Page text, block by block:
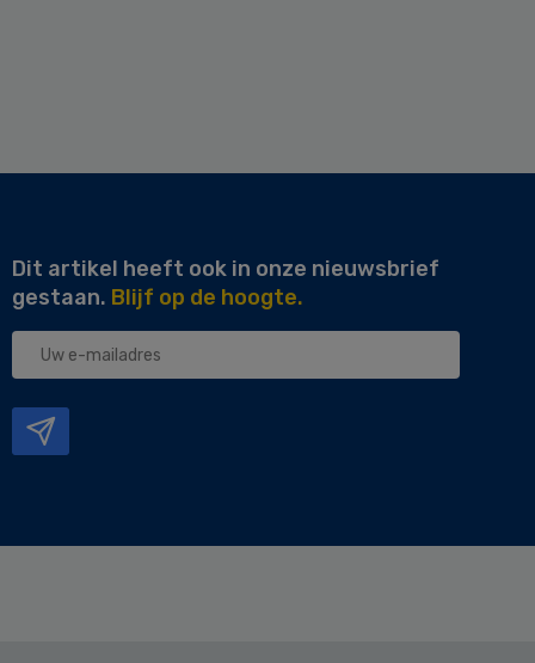
Dit artikel heeft ook in onze nieuwsbrief
gestaan. Blijf op de hoogte.
Uw